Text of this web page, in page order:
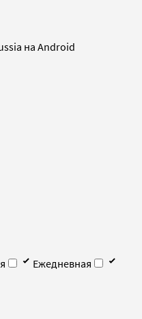
на Android
Ежедневная